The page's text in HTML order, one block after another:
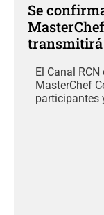
Se
transmitirá
El Canal
MasterChef
participantes